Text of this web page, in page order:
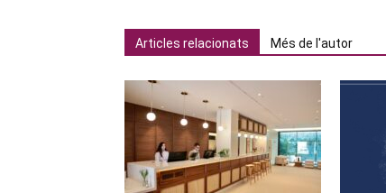
Articles relacionats Més de l'autor